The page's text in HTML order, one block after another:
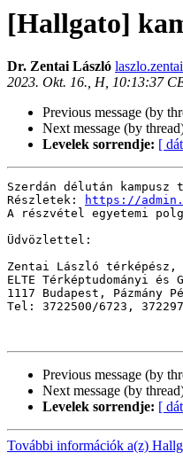
[Hallgato]
Dr. Zentai László
2023. Okt. 16., H, 10:13:37
Previous message (by
Next message (by
Levelek sorrendje: [
Szerdán délután
Részletek:
https://
A részvétel egyetemi
Üdvözlettel:
Zentai László
ELTE Térképtudományi
1117 Budapest, Pázmány
Tel: 3722500/6723,
Previous message (by
Next message (by
Levelek sorrendje: [
További információk a(z)